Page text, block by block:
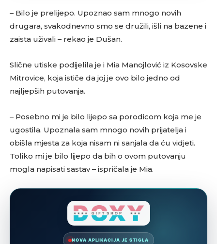
– Bilo je prelijepo. Upoznao sam mnogo novih
drugara, svakodnevno smo se družili, išli na bazene i
zaista uživali – rekao je Dušan.
Slične utiske podijelila je i Mia Manojlović iz Kosovske
Mitrovice, koja ističe da joj je ovo bilo jedno od
najljepših putovanja.
– Posebno mi je bilo lijepo sa porodicom koja me je
ugostila. Upoznala sam mnogo novih prijatelja i
obišla mjesta za koja nisam ni sanjala da ću vidjeti.
Toliko mi je bilo lijepo da bih o ovom putovanju
mogla napisati sastav – ispričala je Mia.